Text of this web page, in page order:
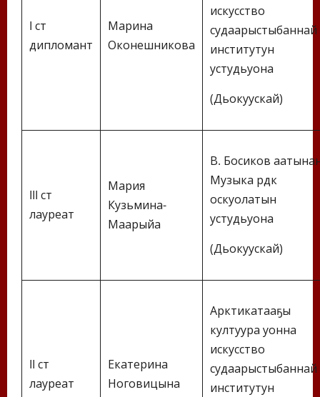
I ст
дипломант
Марина
Оконешникова
искусство
судаарыстыбаннай
институтун
устудьуона
(Дьокуускай)
III ст
лауреат
Мария
Кузьмина-
Маарыйа
В. Босиков
Музыка үрдүкү
оскуолатын
устудьуона
(Дьокуускай)
II ст
лауреат
Екатерина
Ноговицына
Арктикатааҕы
култуура уонна
искусство
судаарыстыбаннай
институтун